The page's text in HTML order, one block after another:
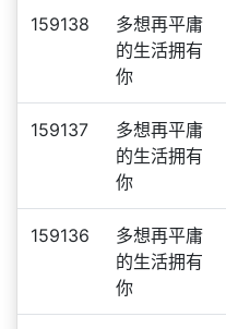
159138
多想再平庸
的生活拥有
你
159137
多想再平庸
的生活拥有
你
159136
多想再平庸
的生活拥有
你